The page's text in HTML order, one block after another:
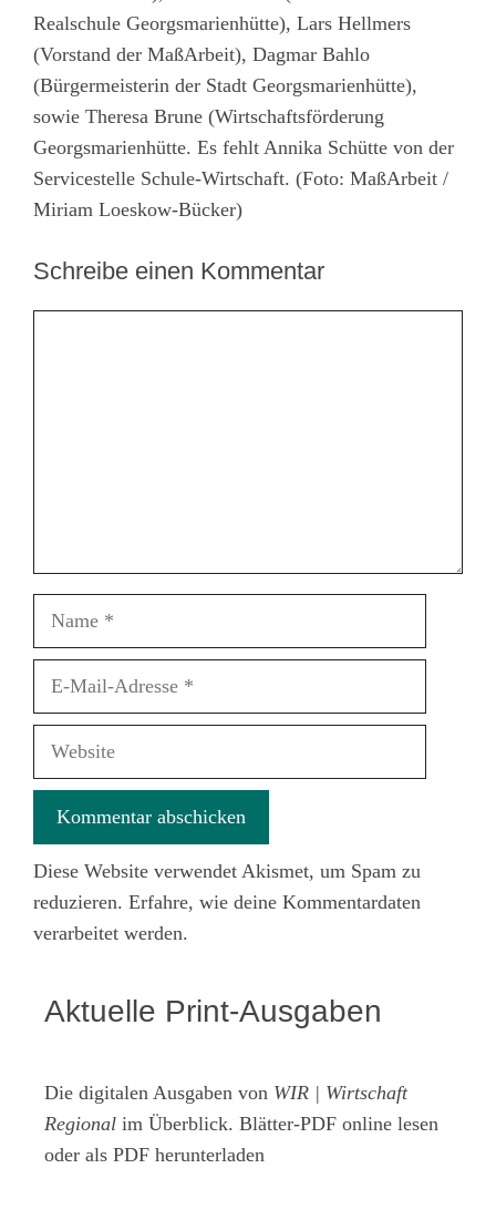
Realschule Georgsmarienhütte), Lars Hellmers
(Vorstand der MaßArbeit), Dagmar Bahlo
(Bürgermeisterin der Stadt Georgsmarienhütte),
sowie Theresa Brune (Wirtschaftsförderung
Georgsmarienhütte. Es fehlt Annika Schütte von der
Servicestelle Schule-Wirtschaft. (Foto: MaßArbeit /
Miriam Loeskow-Bücker)
Schreibe einen Kommentar
Name
Website
Diese Website verwendet Akismet, um Spam zu
reduzieren. Erfahre, wie deine Kommentardaten
verarbeitet werden.
Aktuelle Print-Ausgaben
Die digitalen Ausgaben von WIR | Wirtschaft
Regional im Überblick. Blätter-PDF online lesen
oder als PDF herunterladen